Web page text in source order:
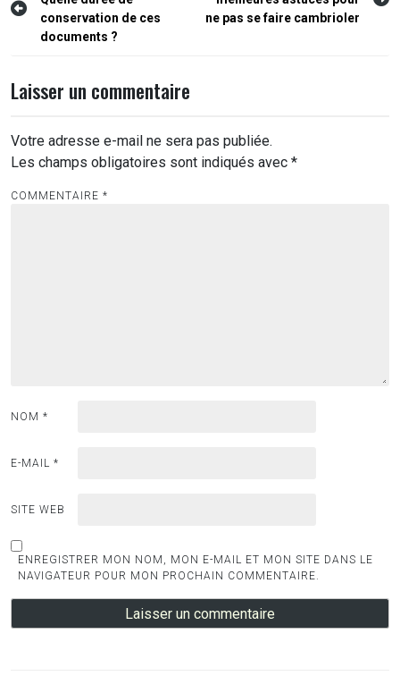
de
l’article
conservation de ces
documents ?
ne pas se faire cambrioler
Laisser un commentaire
Votre adresse e-mail ne sera pas publiée.
Les champs obligatoires sont indiqués avec *
COMMENTAIRE *
NOM *
E-MAIL *
SITE WEB
ENREGISTRER MON NOM, MON E-MAIL ET MON SITE DANS LE
NAVIGATEUR POUR MON PROCHAIN COMMENTAIRE.